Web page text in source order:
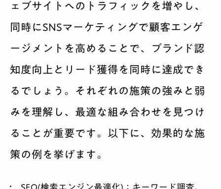
ェブサイトへのトラフィックを増やし、
同時にSNSマーケティングで顧客エンゲ
ージメントを高めることで、ブランド認
知度向上とリード獲得を同時に達成でき
るでしょう。それぞれの施策の強みと弱
みを理解し、最適な組み合わせを見つけ
ることが重要です。以下に、効果的な施
策の例を挙げます。
SEO(検索エンジン最適化)： キーワード調査、